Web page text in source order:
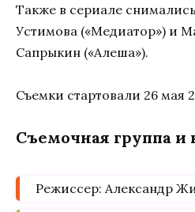
Также в сериале
Устимова («Медиатор») и
Сапрыкин («Алеша»).
Съемки стартовали 26 мая
Съемочная группа и
Режиссер: Александр